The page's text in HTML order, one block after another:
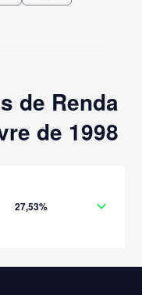
de Renda
de 1998
27,53%